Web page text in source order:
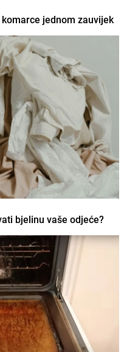
jednom zauvijek
bjelinu vaše odjeće?